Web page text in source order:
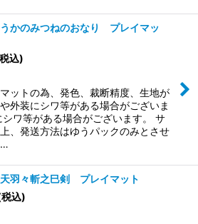
うかのみつねのおなり プレイマッ
込)
ットの為、発色、裁断精度、生地が
外装にシワ等がある場合がございま
ワ等がある場合がございます。 サ
、発送方法はゆうパックのみとさせ
…
天羽々斬之巳剣 プレイマット
込)